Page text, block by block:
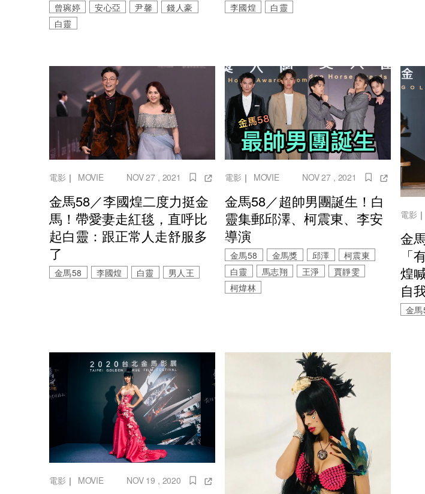
曾琬婷
安心亞 尹馨
錢人豪
白靈
李國煌
白靈
電影 ｜ MOVIE NOV 27 , 2021
金馬58／李國煌二度力挺金
馬！帶愛妻走紅毯，直呼比
起白靈：跟正常人走舒服多
了
金馬58 李國煌 白靈 男人王
電影 ｜ MOVIE NOV 27 , 2021
金馬58／超帥男團誕生！白
靈集郵邱澤、柯震東、李安
導演
金馬58 金馬獎 邱澤
柯震東
白靈
馬志翔 王淨
賈靜雯
柯煒林
電影 ｜
金
「
煌
自
金馬
電影 ｜ MOVIE NOV 19 , 2020